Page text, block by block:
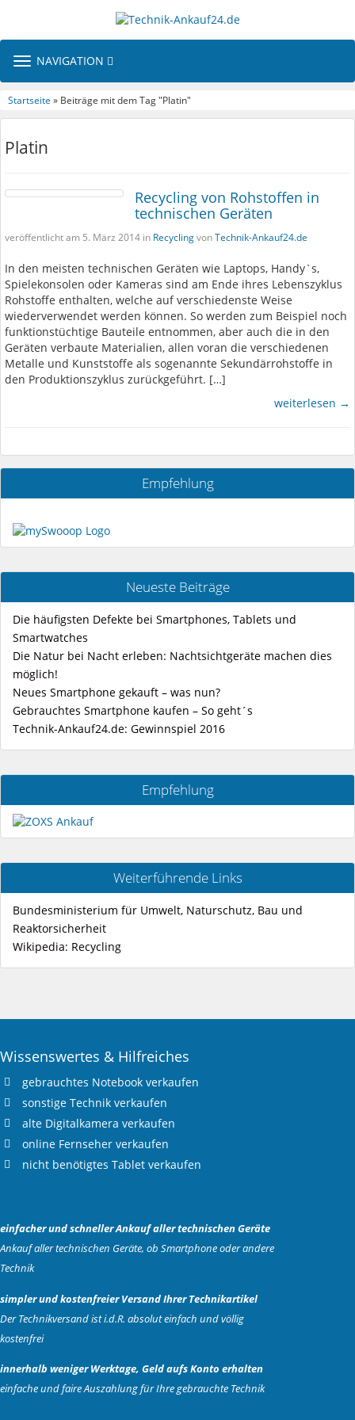
TOGGLE
NAVIGATION
Startseite » Beiträge mit dem Tag "Platin"
Platin
Recycling von Rohstoffen in
technischen Geräten
veröffentlicht am 5. März 2014 in RecyclingvonTechnik-Ankauf24.de
In den meisten technischen Geräten wie Laptops, Handy`s,
Spielekonsolen oder Kameras sind am Ende ihres Lebenszyklus
Rohstoffe enthalten, welche auf verschiedenste Weise
wiederverwendet werden können. So werden zum Beispiel noch
funktionstüchtige Bauteile entnommen, aber auch die in den
Geräten verbaute Materialien, allen voran die verschiedenen
Metalle und Kunststoffe als sogenannte Sekundärrohstoffe in
den Produktionszyklus zurückgeführt. […]
weiterlesen →
Empfehlung
Neueste Beiträge
Die häufigsten Defekte bei Smartphones, Tablets und
Smartwatches
Die Natur bei Nacht erleben: Nachtsichtgeräte machen dies
möglich!
Neues Smartphone gekauft – was nun?
Gebrauchtes Smartphone kaufen – So geht´s
Technik-Ankauf24.de: Gewinnspiel 2016
Empfehlung
Weiterführende Links
Bundesministerium für Umwelt, Naturschutz, Bau und
Reaktorsicherheit
Wikipedia: Recycling
Wissenswertes & Hilfreiches
gebrauchtes Notebook verkaufen
sonstige Technik verkaufen
alte Digitalkamera verkaufen
online Fernseher verkaufen
nicht benötigtes Tablet verkaufen
einfacher und schneller Ankauf aller technischen Geräte
Ankauf aller technischen Geräte, ob Smartphone oder andere
Technik
simpler und kostenfreier Versand Ihrer Technikartikel
Der Technikversand ist i.d.R. absolut einfach und völlig
kostenfrei
innerhalb weniger Werktage, Geld aufs Konto erhalten
einfache und faire Auszahlung für Ihre gebrauchte Technik